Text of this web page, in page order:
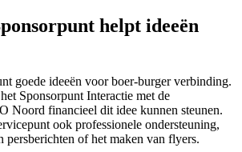
helpt ideeën
goede ideeën voor boer-burger verbinding.
Sponsorpunt Interactie met de
Noord financieel dit idee kunnen steunen.
ook professionele ondersteuning,
persberichten of het maken van flyers.